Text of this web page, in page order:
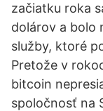
začiatku roka
dolárov a bolo
služby, ktoré
Pretože v
bitcoin
spoločnosť na